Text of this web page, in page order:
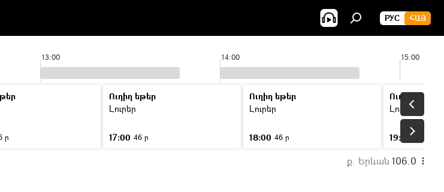
РУС ՀԱՅ
13:00 14:00 15:00
ր
Ուղիղ եթեր
Լուրեր
17:00 46 ր
Ուղիղ եթեր
Լուրեր
18:00 46 ր
Ուղիղ եթեր
Լուրեր
19:00
ք. Երևան 106.0